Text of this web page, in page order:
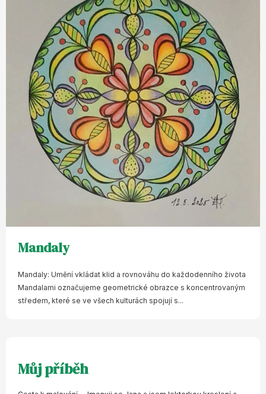
Mandaly
Mandaly: Umění vkládat klid a rovnováhu do každodenního života
Mandalami označujeme geometrické obrazce s koncentrovaným
středem, které se ve všech kulturách spojují s...
Můj příběh